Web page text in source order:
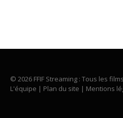
© 2026 FFIF Streaming : Tous les
L'équipe | Plan du site | Mentions